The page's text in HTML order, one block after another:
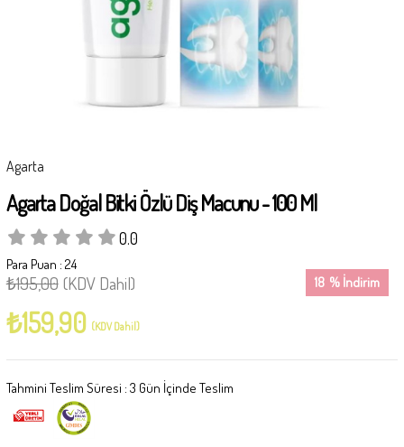
Agarta
Agarta Doğal Bitki Özlü Diş Macunu - 100 Ml
0.0
Para Puan : 24
%
18 İndirim
₺195,00 (KDV Dahil)
₺159,90 (KDV Dahil)
Tahmini Teslim Süresi : 3 Gün İçinde Teslim